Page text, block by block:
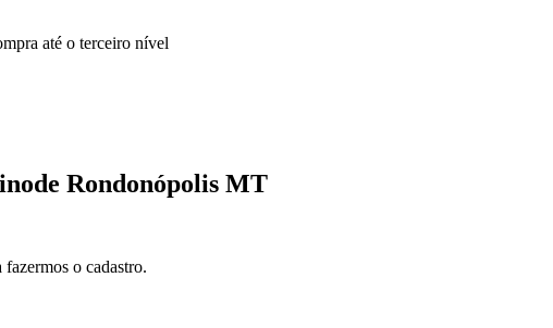
até o terceiro nível
Rondonópolis MT
o cadastro.